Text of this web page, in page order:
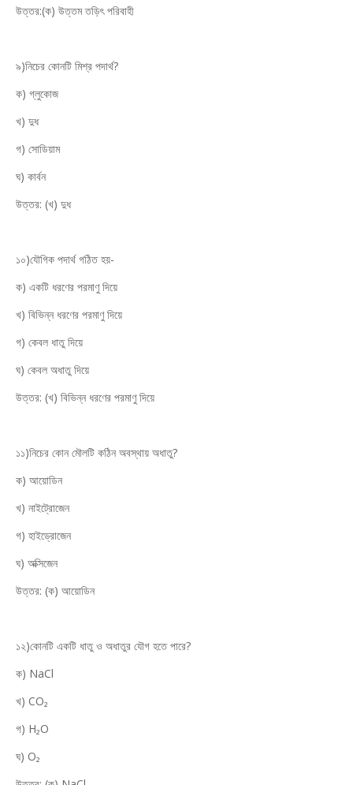
উত্তর:(ক) উত্তম তড়িৎ পরিবাহী
৯)নিচের কোনটি মিশ্র পদার্থ?
ক) গ্লুকোজ
খ) দুধ
গ) সোডিয়াম
ঘ) কার্বন
উত্তর: (খ) দুধ
১০)যৌগিক পদার্থ গঠিত হয়-
ক) একটি ধরণের পরমাণু দিয়ে
খ) বিভিন্ন ধরণের পরমাণু দিয়ে
গ) কেবল ধাতু দিয়ে
ঘ) কেবল অধাতু দিয়ে
উত্তর: (খ) বিভিন্ন ধরণের পরমাণু দিয়ে
১১)নিচের কোন মৌলটি কঠিন অবস্থায় অধাতু?
ক) আয়োডিন
খ) নাইট্রোজেন
গ) হাইড্রোজেন
ঘ) অক্সিজেন
উত্তর: (ক) আয়োডিন
১২)কোনটি একটি ধাতু ও অধাতুর যৌগ হতে পারে?
ক) NaCl
খ) CO₂
গ) H₂O
ঘ) O₂